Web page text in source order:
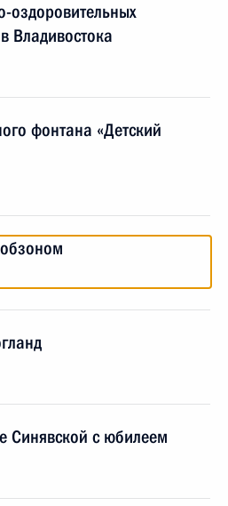
оздоровительных
Владивостока
фонтана «Детский
Синявской с юбилеем